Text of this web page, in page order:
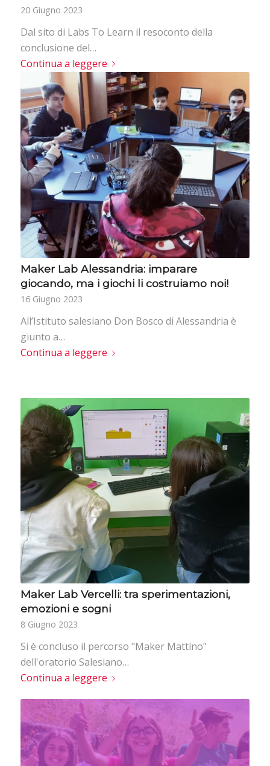
20 Giugno 2023
Dal sito di Labs To Learn il resoconto della
conclusione del…
Continua a leggere
Maker Lab Alessandria: imparare
giocando, ma i giochi li costruiamo noi!
16 Giugno 2023
All’Istituto salesiano Don Bosco di Alessandria è
giunto a…
Continua a leggere
Maker Lab Vercelli: tra sperimentazioni,
emozioni e sogni
8 Giugno 2023
Si è concluso il percorso "Maker Mattino"
dell'oratorio Salesiano…
Continua a leggere